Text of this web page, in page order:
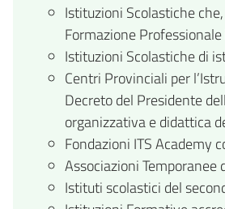
Istituzioni Scolastiche
Formazione
Istituzioni Scolastiche di
Centri Provinciali per
Decreto del Presidente
organizzativa e didattica
Fondazioni ITS Academy
Associazioni
Istituti scolastici del